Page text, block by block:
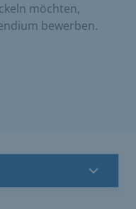
möchten,
bewerben.